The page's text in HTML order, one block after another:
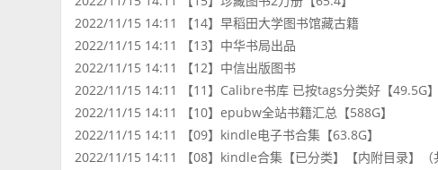
2022/11/15 14:11 【14】早稻田大学图书馆藏古籍
2022/11/15 14:11 【13】中华书局出品
2022/11/15 14:11 【12】中信出版图书
2022/11/15 14:11 【11】Calibre书库 已按tags分类好【49.5G】
2022/11/15 14:11 【10】epubw全站书籍汇总【588G】
2022/11/15 14:11 【09】kindle电子书合集【63.8G】
2022/11/15 14:11 【08】kindle合集【已分类】【内附目录】（